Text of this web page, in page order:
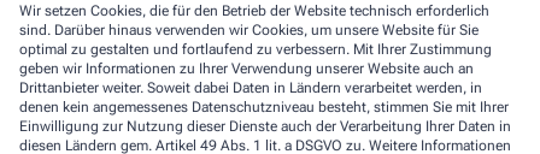
Wir setzen Cookies, die für den Betrieb der Website technisch erforderlich
sind. Darüber hinaus verwenden wir Cookies, um unsere Website für Sie
optimal zu gestalten und fortlaufend zu verbessern. Mit Ihrer Zustimmung
geben wir Informationen zu Ihrer Verwendung unserer Website auch an
Drittanbieter weiter. Soweit dabei Daten in Ländern verarbeitet werden, in
denen kein angemessenes Datenschutzniveau besteht, stimmen Sie mit Ihrer
Einwilligung zur Nutzung dieser Dienste auch der Verarbeitung Ihrer Daten in
diesen Ländern gem. Artikel 49 Abs. 1 lit. a DSGVO zu. Weitere Informationen
Lieferarten
Abholung in der Apotheke
Botendienstlieferung